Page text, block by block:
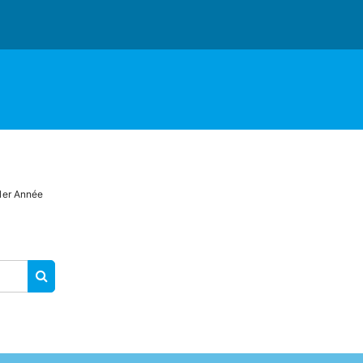
Année
RECHERCHER DES COURS